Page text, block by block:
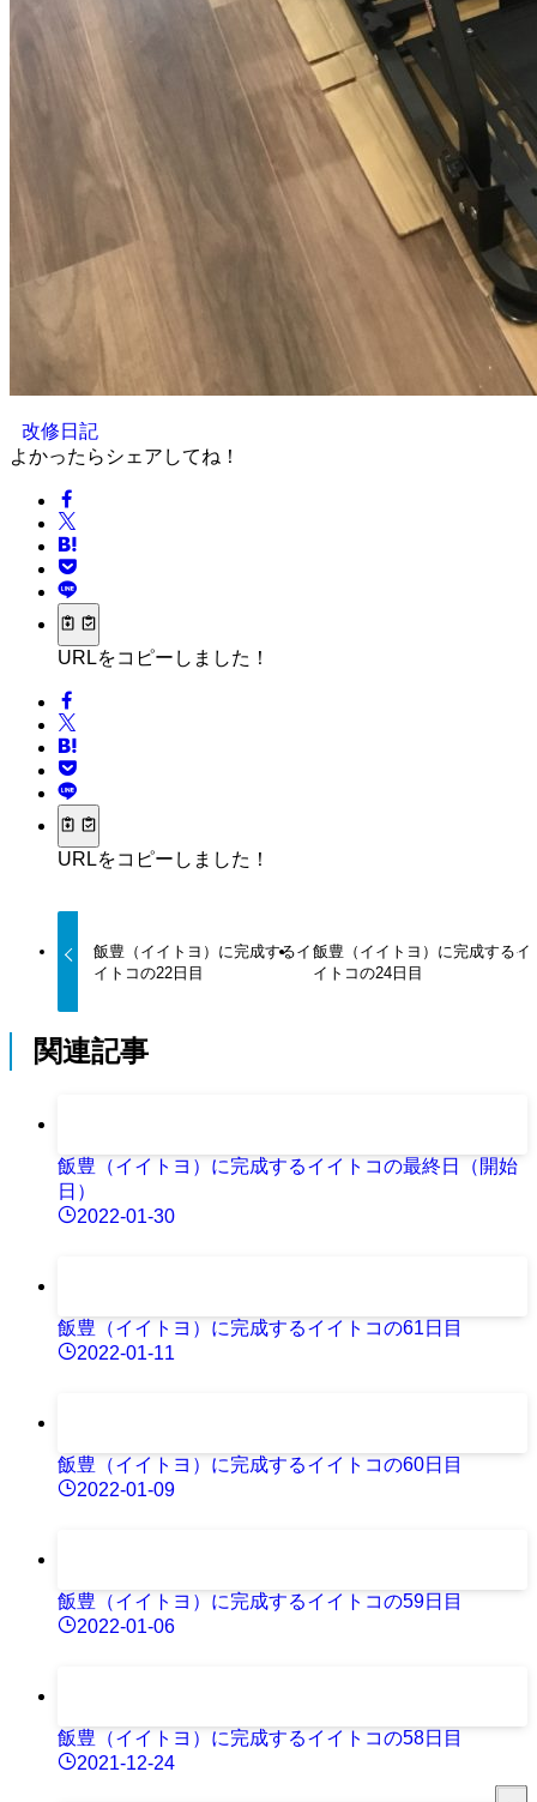
改修日記
よかったらシェアしてね！
URLをコピーしました！
URLをコピーしました！
飯豊（イイトヨ）に完成するイ
イトコの22日目
飯豊（イイトヨ）に完成するイ
イトコの24日目
関連記事
飯豊（イイトヨ）に完成するイイトコの最終日（開始
日）
2022-01-30
飯豊（イイトヨ）に完成するイイトコの61日目
2022-01-11
飯豊（イイトヨ）に完成するイイトコの60日目
2022-01-09
飯豊（イイトヨ）に完成するイイトコの59日目
2022-01-06
飯豊（イイトヨ）に完成するイイトコの58日目
2021-12-24